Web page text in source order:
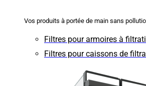
Vos produits à portée de main sans
Filtres pour armoires à
Filtres pour caissons de